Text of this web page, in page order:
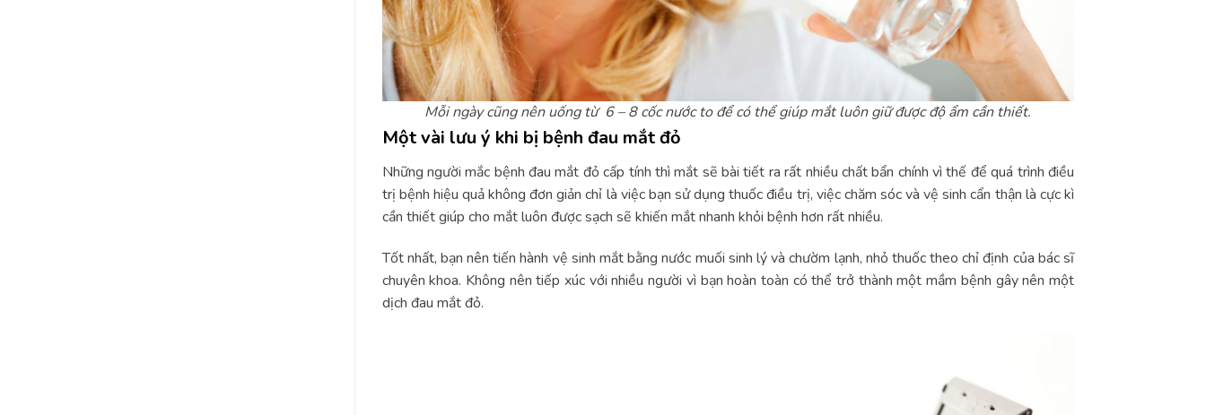
Mỗi ngày cũng nên uống từ 6 – 8 cốc nước to để có thể giúp mắt luôn giữ được độ ẩm cần thiết.
Một vài lưu ý khi bị bệnh đau mắt đỏ
Những người mắc bệnh đau mắt đỏ cấp tính thì mắt sẽ bài tiết ra rất nhiều chất bẩn chính vì thế để quá trình điều
trị bệnh hiệu quả không đơn giản chỉ là việc bạn sử dụng thuốc điều trị, việc chăm sóc và vệ sinh cẩn thận là cực kì
cần thiết giúp cho mắt luôn được sạch sẽ khiến mắt nhanh khỏi bệnh hơn rất nhiều.
Tốt nhất, bạn nên tiến hành vệ sinh mắt bằng nước muối sinh lý và chườm lạnh, nhỏ thuốc theo chỉ định của bác sĩ
chuyên khoa. Không nên tiếp xúc với nhiều người vì bạn hoàn toàn có thể trở thành một mầm bệnh gây nên một
dịch đau mắt đỏ.